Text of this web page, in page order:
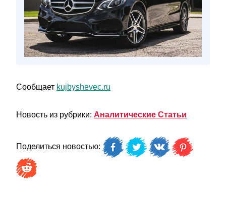
Сообщает kujbyshevec.ru
Новость из рубрики: Аналитические Статьи
Поделиться новостью: